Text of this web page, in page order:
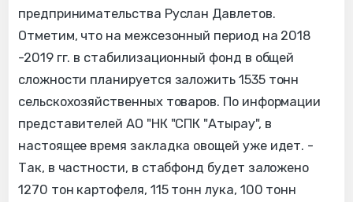
предпринимательства Руслан Давлетов.
Отметим, что на межсезонный период на 2018
-2019 гг. в стабилизационный фонд в общей
сложности планируется заложить 1535 тонн
сельскохозяйственных товаров. По информации
представителей АО "НК "СПК "Атырау", в
настоящее время закладка овощей уже идет. -
Так, в частности, в стабфонд будет заложено
1270 тон картофеля, 115 тонн лука, 100 тонн